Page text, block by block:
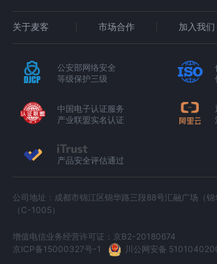
关于麦客 市场合作 加入我们
公安部网络安全
等级保护三级
中国电子认证服务
产业联盟实名认证
产品安全评估通过
公司地址：成都市锦江区锦华路三段88号汇融广场（
（C-1005）
增值电信业务经营许可证：京B2-20180674
京ICP备15000327号-1
川公网安备